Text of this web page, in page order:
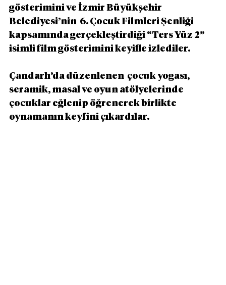
gösterimini ve İzmir Büyükşehir
Belediyesi’nin  6. Çocuk Filmleri Şenliği
kapsamında gerçekleştirdiği “Ters Yüz 2”
isimli film gösterimini keyifle izlediler.
Çandarlı’da düzenlenen  çocuk yogası,
seramik, masal ve oyun atölyelerinde
çocuklar eğlenip öğrenerek birlikte
oynamanın keyfini çıkardılar.